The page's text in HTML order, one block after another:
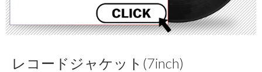
レコードジャケット(7inch)